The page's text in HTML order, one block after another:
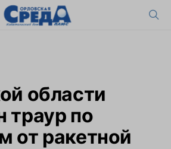
области
траур по
от ракетной